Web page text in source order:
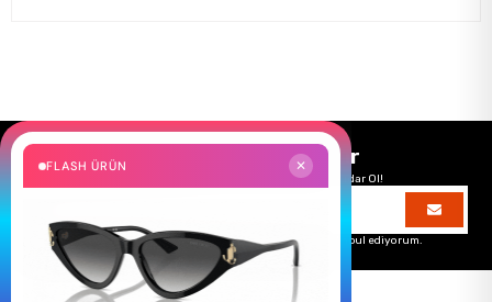
Size Özel Kampanyalar
Hemen Kayıt Ol Fırsatlardan Önce Sen Haberdar Ol!
Üyelik koşullarınıvekişisel verilerimin korunmasını kabul ediyorum.
FLASH ÜRÜN ✕